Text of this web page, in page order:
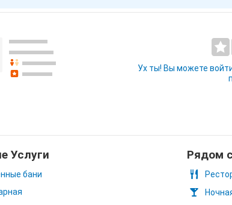
Ух ты! Вы можете
Услуги
бани
Рядом